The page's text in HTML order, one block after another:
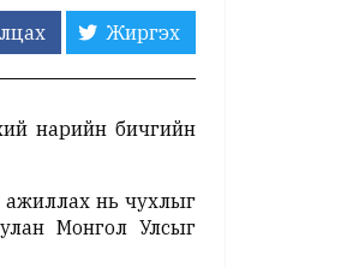
Жиргэх
нарийн бичгийн
ажиллах нь чухлыг
Монгол Улсыг